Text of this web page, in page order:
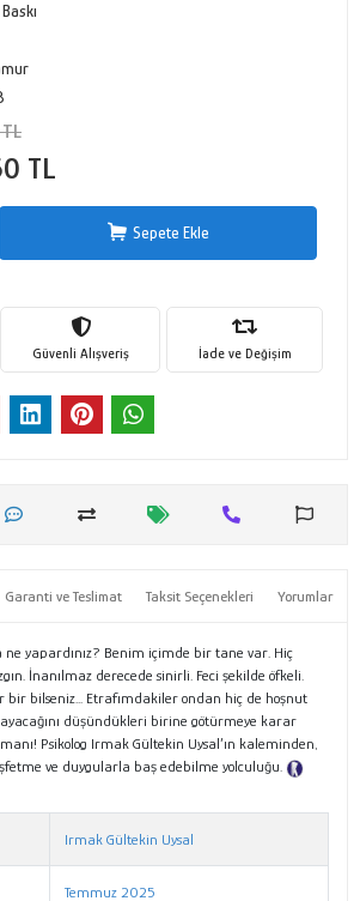
TL
Sepete Ekle
Güvenli Alışveriş İade ve Değişim
Garanti ve Teslimat Taksit Seçenekleri Yorumlar
yapardınız? Benim içimde bir tane var. Hiç
İnanılmaz derecede sinirli. Feci şekilde öfkeli.
bir bilseniz... Etrafımdakiler ondan hiç de hoşnut
düşündükleri birine götürmeye karar
Psikolog Irmak Gültekin Uysal’ın kaleminden,
ve duygularla baş edebilme yolculuğu.
Irmak Gültekin Uysal
Temmuz 2025